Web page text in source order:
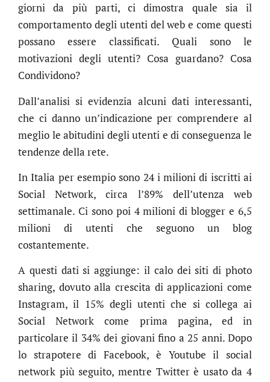
giorni da più parti, ci dimostra quale sia il
comportamento degli utenti del web e come questi
possano essere classificati. Quali sono le
motivazioni degli utenti? Cosa guardano? Cosa
Condividono?
Dall’analisi si evidenzia alcuni dati interessanti,
che ci danno un’indicazione per comprendere al
meglio le abitudini degli utenti e di conseguenza le
tendenze della rete.
In Italia per esempio sono 24 i milioni di iscritti ai
Social Network, circa l’89% dell’utenza web
settimanale. Ci sono poi 4 milioni di blogger e 6,5
milioni di utenti che seguono un blog
costantemente.
A questi dati si aggiunge: il calo dei siti di photo
sharing, dovuto alla crescita di applicazioni come
Instagram, il 15% degli utenti che si collega ai
Social Network come prima pagina, ed in
particolare il 34% dei giovani fino a 25 anni. Dopo
lo strapotere di Facebook, è Youtube il social
network più seguito, mentre Twitter è usato da 4